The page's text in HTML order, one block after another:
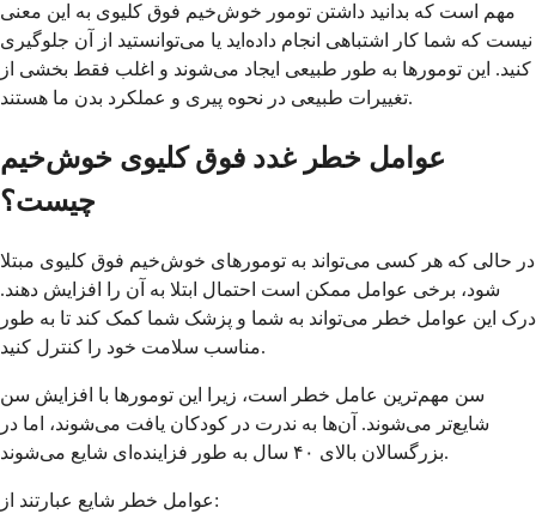
مهم است که بدانید داشتن تومور خوش‌خیم فوق کلیوی به این معنی
نیست که شما کار اشتباهی انجام داده‌اید یا می‌توانستید از آن جلوگیری
کنید. این تومورها به طور طبیعی ایجاد می‌شوند و اغلب فقط بخشی از
تغییرات طبیعی در نحوه پیری و عملکرد بدن ما هستند.
عوامل خطر غدد فوق کلیوی خوش‌خیم
چیست؟
در حالی که هر کسی می‌تواند به تومورهای خوش‌خیم فوق کلیوی مبتلا
شود، برخی عوامل ممکن است احتمال ابتلا به آن را افزایش دهند.
درک این عوامل خطر می‌تواند به شما و پزشک شما کمک کند تا به طور
مناسب سلامت خود را کنترل کنید.
سن مهم‌ترین عامل خطر است، زیرا این تومورها با افزایش سن
شایع‌تر می‌شوند. آن‌ها به ندرت در کودکان یافت می‌شوند، اما در
بزرگسالان بالای ۴۰ سال به طور فزاینده‌ای شایع می‌شوند.
عوامل خطر شایع عبارتند از: